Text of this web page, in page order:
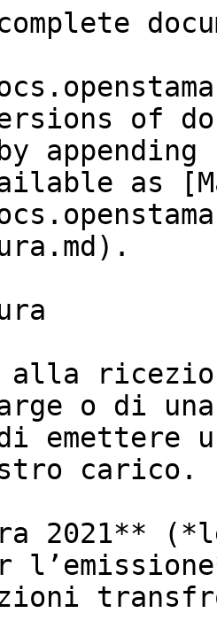
of
as
alla
o di
emettere
carico.
2021**